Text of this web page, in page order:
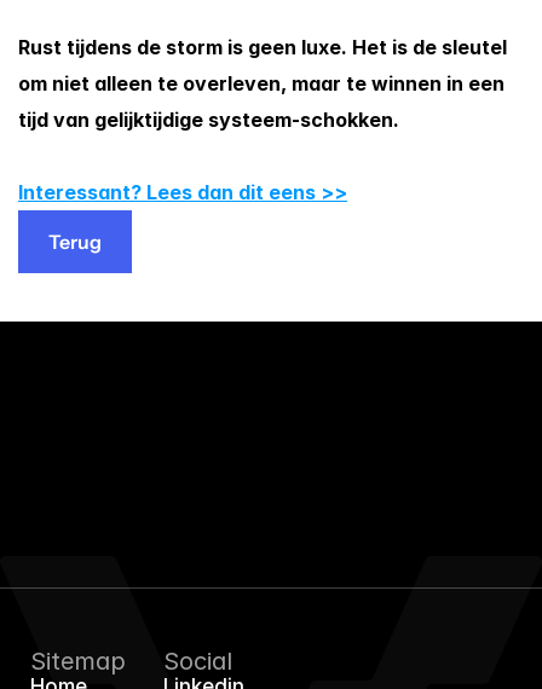
Rust tijdens de storm is geen luxe. Het is de sleutel
om niet alleen te overleven, maar te winnen in een
tijd van gelijktijdige systeem-schokken.
Interessant? Lees dan dit eens >>
Terug
Terug
Sitemap Social